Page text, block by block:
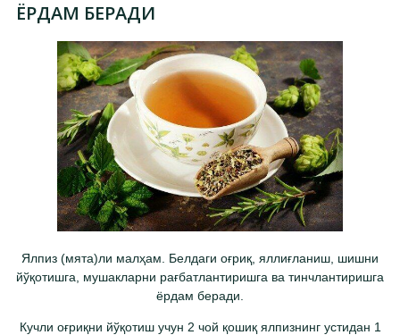
ЁРДАМ БЕРАДИ
Ялпиз (мята)ли малҳам. Белдаги оғриқ, яллиғланиш, шишни
йўқотишга, мушакларни рағбатлантиришга ва тинчлантиришга
ёрдам беради.
Кучли оғриқни йўқотиш учун 2 чой қошиқ ялпизнинг устидан 1